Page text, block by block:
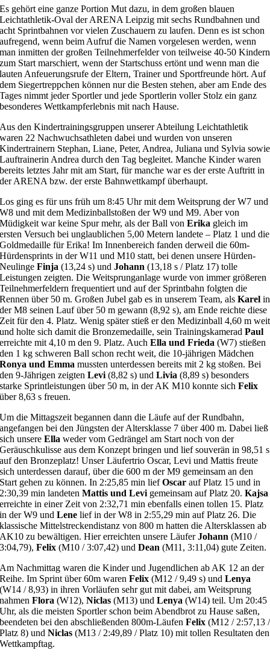
Es gehört eine ganze Portion Mut dazu, in dem großen blauen
Leichtathletik-Oval der ARENA Leipzig mit sechs Rundbahnen und
acht Sprintbahnen vor vielen Zuschauern zu laufen. Denn es ist schon
aufregend, wenn beim Aufruf die Namen vorgelesen werden, wenn
man inmitten der großen Teilnehmerfelder von teilweise 40-50 Kindern
zum Start marschiert, wenn der Startschuss ertönt und wenn man die
lauten Anfeuerungsrufe der Eltern, Trainer und Sportfreunde hört. Auf
dem Siegertreppchen können nur die Besten stehen, aber am Ende des
Tages nimmt jeder Sportler und jede Sportlerin voller Stolz ein ganz
besonderes Wettkampferlebnis mit nach Hause.
Aus den Kindertrainingsgruppen unserer Abteilung Leichtathletik
waren 22 Nachwuchsathleten dabei und wurden von unseren
Kindertrainern Stephan, Liane, Peter, Andrea, Juliana und Sylvia sowie
Lauftrainerin Andrea durch den Tag begleitet. Manche Kinder waren
bereits letztes Jahr mit am Start, für manche war es der erste Auftritt in
der ARENA bzw. der erste Bahnwettkampf überhaupt.
Los ging es für uns früh um 8:45 Uhr mit dem Weitsprung der W7 und
W8 und mit dem Medizinballstoßen der W9 und M9. Aber von
Müdigkeit war keine Spur mehr, als der Ball vonErika gleich im
ersten Versuch bei unglaublichen 5,00 Metern landete – Platz 1 und die
Goldmedaille für Erika! Im Innenbereich fanden derweil die 60m-
Hürdensprints in der W11 und M10 statt, bei denen unsere Hürden-
NeulingeFinja (13,24 s) undJohann(13,18 s / Platz 17) tolle
Leistungen zeigten. Die Weitsprunganlage wurde von immer größeren
Teilnehmerfeldern frequentiert und auf der Sprintbahn folgten die
Rennen über 50 m. Großen Jubel gab es in unserem Team, alsKarel in
der M8 seinen Lauf über 50 m gewann (8,92 s), am Ende reichte diese
Zeit für den 4. Platz. Wenig später stieß er den Medizinball 4,60 m weit
und holte sich damit die Bronzemedaille, sein TrainingskameradPaul
erreichte mit 4,10 m den 9. Platz. AuchElla und Frieda (W7) stießen
den 1 kg schweren Ball schon recht weit, die 10-jährigen Mädchen
Ronya und Emma mussten unterdessen bereits mit 2 kg stoßen. Bei
den 9-Jährigen zeigtenLevi (8,82 s) undLivia (8,89 s) besonders
starke Sprintleistungen über 50 m, in der AK M10 konnte sichFelix
über 8,63 s freuen.
Um die Mittagszeit begannen dann die Läufe auf der Rundbahn,
angefangen bei den Jüngsten der Altersklasse 7 über 400 m. Dabei ließ
sich unsereElla weder vom Gedrängel am Start noch von der
Geräuschkulisse aus dem Konzept bringen und lief souverän in 98,51 s
auf den Bronzeplatz! Unser Läufertrio Oscar, Levi und Mattis freute
sich unterdessen darauf, über die 600 m der M9 gemeinsam an den
Start gehen zu können. In 2:25,85 min liefOscar auf Platz 15 und in
2:30,39 min landetenMattis und Levi gemeinsam auf Platz 20.Kajsa
erreichte in einer Zeit von 2:32,71 min ebenfalls einen tollen 15. Platz
in der W9 undLene lief in der W8 in 2:55,29 min auf Platz 26. Die
klassische Mittelstreckendistanz von 800 m hatten die Altersklassen ab
AK10 zu bewältigen. Hier erreichten unsere LäuferJohann (M10 /
3:04,79),Felix (M10 / 3:07,42) undDean(M11, 3:11,04) gute Zeiten.
Am Nachmittag waren die Kinder und Jugendlichen ab AK 12 an der
Reihe. Im Sprint über 60m warenFelix (M12 / 9,49 s) undLenya
(W14 / 8,93) in ihren Vorläufen sehr gut mit dabei, am Weitsprung
nahmenFlora (W12),Niclas (M13) undLenya (W14) teil. Um 20:45
Uhr, als die meisten Sportler schon beim Abendbrot zu Hause saßen,
beendeten bei den abschließenden 800m-LäufenFelix (M12 / 2:57,13 /
Platz 8) undNiclas (M13 / 2:49,89 / Platz 10) mit tollen Resultaten den
Wettkampftag.